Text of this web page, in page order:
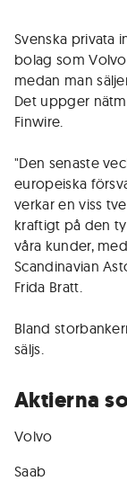
Svenska privata
bolag som
medan man
Det uppger
Finwire.
"Den senaste
europeiska
verkar en viss
kraftigt på den
våra kunder,
Scandinavian
Frida Bratt.
Bland
säljs.
Aktierna
Volvo
Saab